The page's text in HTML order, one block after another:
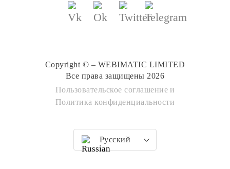
Copyright © – WEBIMATIC LIMITED
Все права защищены 2026
Пользовательское соглашение и
Политика конфиденциальности
Русский